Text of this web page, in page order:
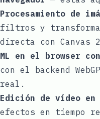
Procesamiento de
filtros y
directa con Canvas
ML en el browser con
con el backend
real.
Edición de vídeo en
efectos en tiempo